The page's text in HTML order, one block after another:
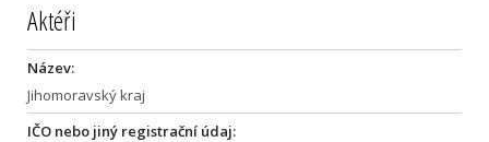
Aktéři
Název:
Jihomoravský kraj
IČO nebo jiný registrační údaj: